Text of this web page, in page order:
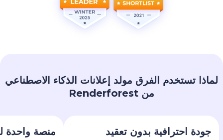
تستخدم الفرق مولد إعلانات الذكاء الاصطناعي
من Renderforest
جودة احترافية بدون تعقيد
منصة واحدة